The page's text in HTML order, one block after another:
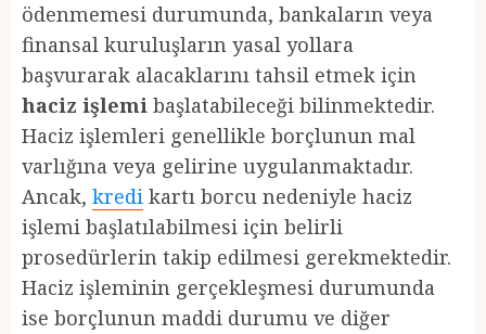
ödenmemesi durumunda, bankaların veya
finansal kuruluşların yasal yollara
başvurarak alacaklarını tahsil etmek için
haciz işlemi başlatabileceği bilinmektedir.
Haciz işlemleri genellikle borçlunun mal
varlığına veya gelirine uygulanmaktadır.
Ancak, kredi kartı borcu nedeniyle haciz
işlemi başlatılabilmesi için belirli
prosedürlerin takip edilmesi gerekmektedir.
Haciz işleminin gerçekleşmesi durumunda
ise borçlunun maddi durumu ve diğer